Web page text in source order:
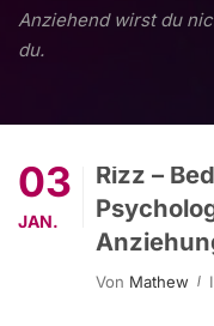
Anziehend wirst du
du.
03
JAN.
Rizz –
Von Mathew